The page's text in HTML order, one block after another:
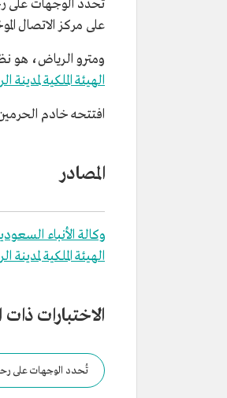
تُحدد الوجهات على
على مركز الاتصال الموحّد للمشروع على الرقم (19933)، أو زيارة
ومترو الرياض، هو
الهيئة الملكية لمدينة
افتتحه خادم الحرمين الشريفين
المصادر
وكالة الأنباء
الهيئة الملكية لمدينة
الاختبارات
تُحدد الوجهات على